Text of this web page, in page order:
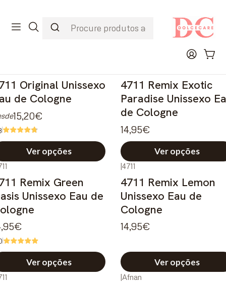
Original Unissexo
de Cologne
15,20€
Ver opções
4711 Remix Exotic
Paradise Unissexo
de Cologne
14,95€
Ver opções
Remix Green
Unissexo Eau de
Ver opções
|4711
4711 Remix Lemon
Unissexo Eau de
Cologne
14,95€
Ver opções
|Afnan